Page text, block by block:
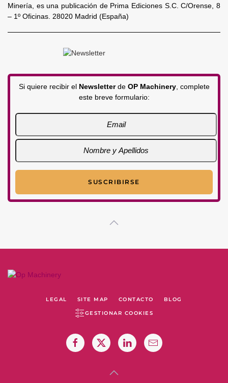
Minería, es una publicación de Prima Ediciones S.C. C/Orense, 8
– 1º Oficinas. 28020 Madrid (España)
Si quiere recibir el Newsletterde OP Machinery, complete
este breve formulario:
LEGAL SITE MAP CONTACTO BLOG
GESTIONAR COOKIES